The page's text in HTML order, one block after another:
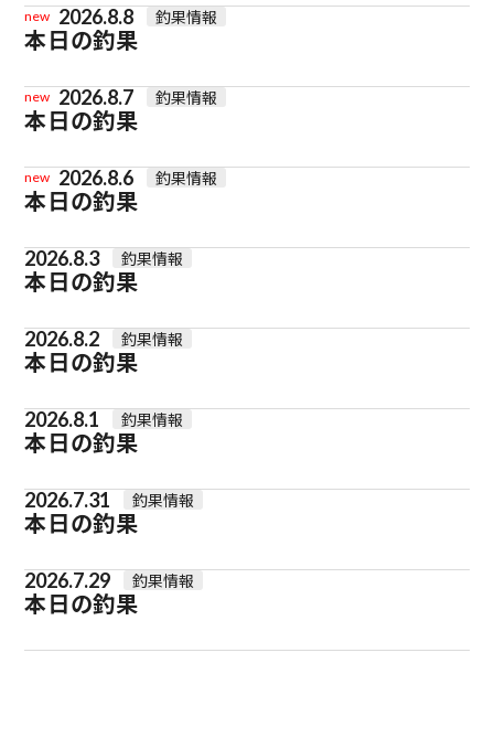
new 2026.8.8 釣果情報
本日の釣果
new 2026.8.7 釣果情報
本日の釣果
new 2026.8.6 釣果情報
本日の釣果
2026.8.3 釣果情報
本日の釣果
2026.8.2 釣果情報
本日の釣果
2026.8.1 釣果情報
本日の釣果
2026.7.31 釣果情報
本日の釣果
2026.7.29 釣果情報
本日の釣果